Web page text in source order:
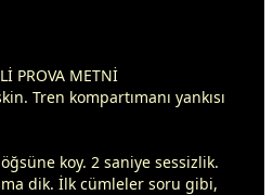
PROVA METNİ
Tren kompartımanı yankısı
koy. 2 saniye sessizlik.
dik. İlk cümleler soru gibi,